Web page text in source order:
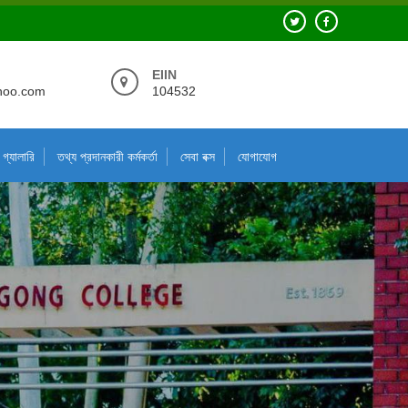
EIIN
104532
গ্যালারি তথ্য প্রদানকারী কর্মকর্তা সেবা বক্স যোগাযোগ